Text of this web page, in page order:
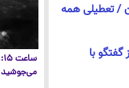
از ایران / تعطیلی همه
گفتگو با
می‌جوشید